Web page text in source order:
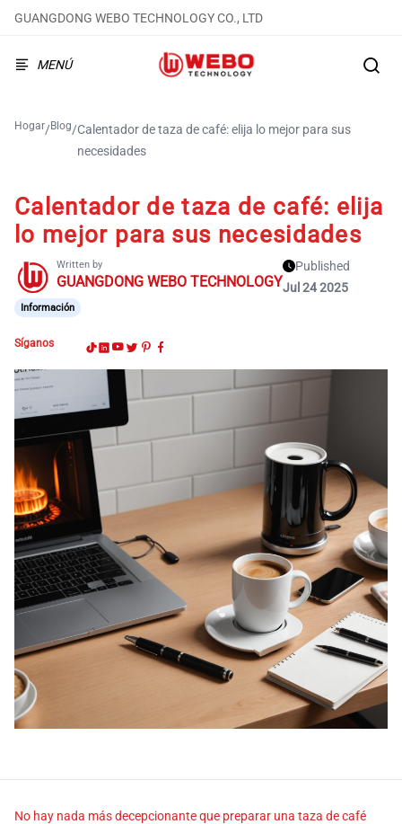
GUANGDONG WEBO TECHNOLOGY CO., LTD
MENÚ
Hogar/Blog/Calentador de taza de café: elija lo mejor para sus
necesidades
Calentador de taza de café: elija
lo mejor para sus necesidades
Written by
GUANGDONG WEBO TECHNOLOGY
Published
Jul 24 2025
Información
Síganos
No hay nada más decepcionante que preparar una taza de café